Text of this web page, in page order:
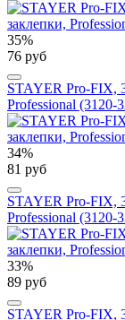
35%
76 руб
STAYER Pro-FIX,
Professional (3120-
34%
81 руб
STAYER Pro-FIX,
Professional (3120-
33%
89 руб
STAYER Pro-FIX,